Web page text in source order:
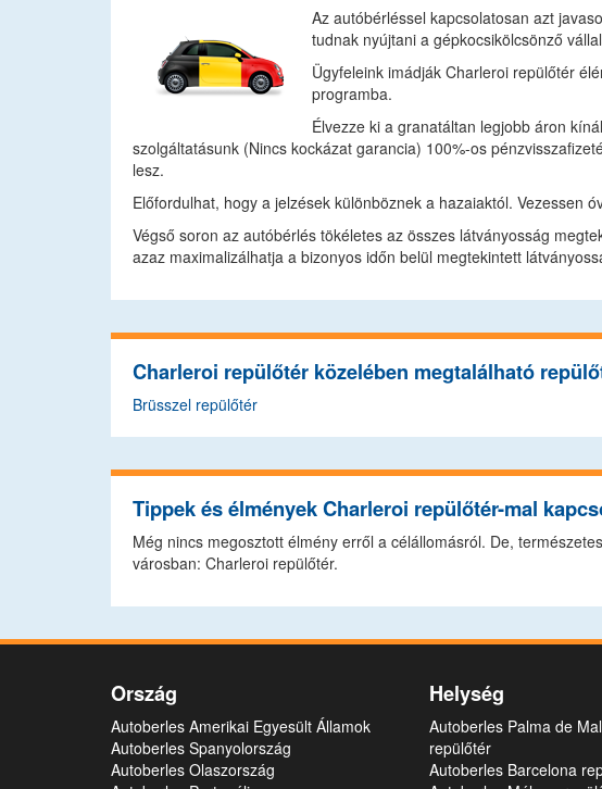
Az autóbérléssel kapcsolatosan azt
tudnak nyújtani a gépkocsikölcsönző
Ügyfeleink imádják Charleroi repülőtér
programba.
Élvezze ki a granatáltan legjobb áron
szolgáltatásunk (Nincs kockázat garancia) 100%-os
lesz.
Előfordulhat, hogy a jelzések különböznek a hazaiaktól. Vezessen
Végső soron az autóbérlés tökéletes az összes látványosság
azaz maximalizálhatja a bizonyos időn belül megtekintett
Charleroi repülőtér közelében megtalálható
Brüsszel repülőtér
Tippek és élmények Charleroi repülőtér-mal
Még nincs megosztott élmény erről a célállomásról. De,
városban: Charleroi repülőtér.
Ország
Autoberles Amerikai Egyesült Államok
Autoberles Spanyolország
Autoberles Olaszország
Helység
Autoberles Palma de
repülőtér
Autoberles Barcelona